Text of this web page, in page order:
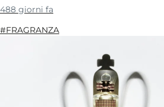
488 giorni fa
#FRAGRANZA